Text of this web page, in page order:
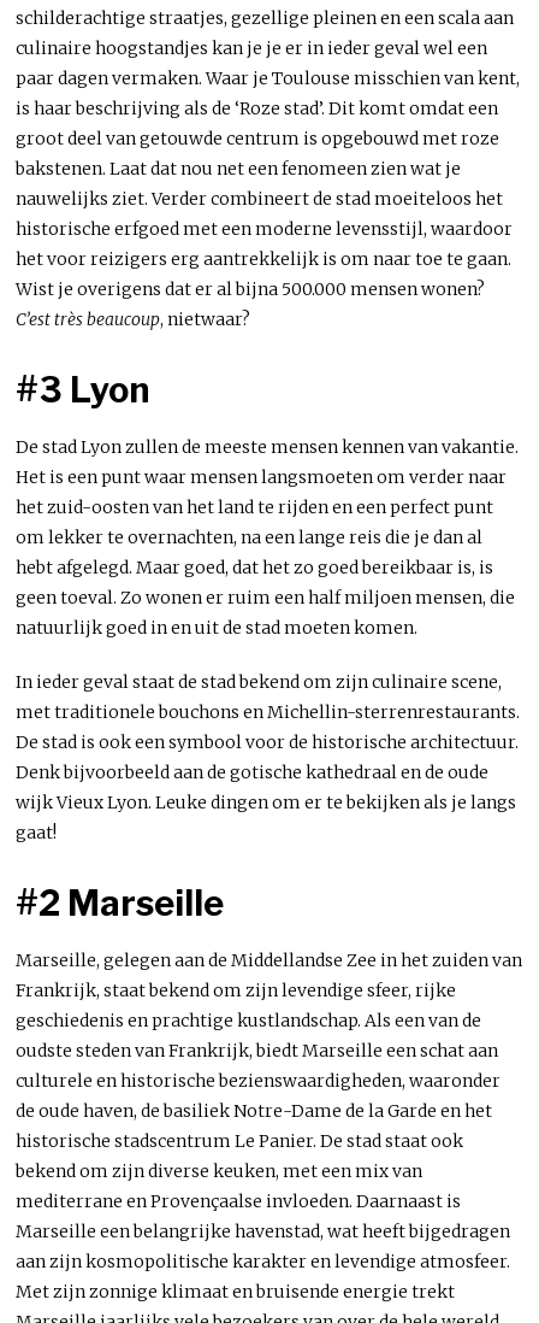
schilderachtige straatjes, gezellige pleinen en een scala aan
culinaire hoogstandjes kan je je er in ieder geval wel een
paar dagen vermaken. Waar je Toulouse misschien van kent,
is haar beschrijving als de ‘Roze stad’. Dit komt omdat een
groot deel van getouwde centrum is opgebouwd met roze
bakstenen. Laat dat nou net een fenomeen zien wat je
nauwelijks ziet. Verder combineert de stad moeiteloos het
historische erfgoed met een moderne levensstijl, waardoor
het voor reizigers erg aantrekkelijk is om naar toe te gaan.
Wist je overigens dat er al bijna 500.000 mensen wonen?
C’est très beaucoup, nietwaar?
#3 Lyon
De stad Lyon zullen de meeste mensen kennen van vakantie.
Het is een punt waar mensen langsmoeten om verder naar
het zuid-oosten van het land te rijden en een perfect punt
om lekker te overnachten, na een lange reis die je dan al
hebt afgelegd. Maar goed, dat het zo goed bereikbaar is, is
geen toeval. Zo wonen er ruim een half miljoen mensen, die
natuurlijk goed in en uit de stad moeten komen.
In ieder geval staat de stad bekend om zijn culinaire scene,
met traditionele bouchons en Michellin-sterrenrestaurants.
De stad is ook een symbool voor de historische architectuur.
Denk bijvoorbeeld aan de gotische kathedraal en de oude
wijk Vieux Lyon. Leuke dingen om er te bekijken als je langs
gaat!
#2 Marseille
Marseille, gelegen aan de Middellandse Zee in het zuiden van
Frankrijk, staat bekend om zijn levendige sfeer, rijke
geschiedenis en prachtige kustlandschap. Als een van de
oudste steden van Frankrijk, biedt Marseille een schat aan
culturele en historische bezienswaardigheden, waaronder
de oude haven, de basiliek Notre-Dame de la Garde en het
historische stadscentrum Le Panier. De stad staat ook
bekend om zijn diverse keuken, met een mix van
mediterrane en Provençaalse invloeden. Daarnaast is
Marseille een belangrijke havenstad, wat heeft bijgedragen
aan zijn kosmopolitische karakter en levendige atmosfeer.
Met zijn zonnige klimaat en bruisende energie trekt